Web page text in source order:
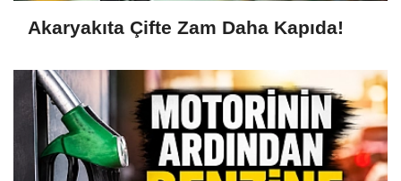
Akaryakıta Çifte Zam Daha Kapıda!